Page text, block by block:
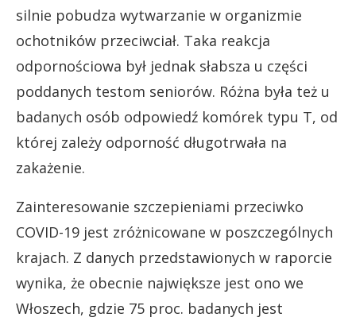
silnie pobudza wytwarzanie w organizmie
ochotników przeciwciał. Taka reakcja
odpornościowa był jednak słabsza u części
poddanych testom seniorów. Różna była też u
badanych osób odpowiedź komórek typu T, od
której zależy odporność długotrwała na
zakażenie.
Zainteresowanie szczepieniami przeciwko
COVID-19 jest zróżnicowane w poszczególnych
krajach. Z danych przedstawionych w raporcie
wynika, że obecnie największe jest ono we
Włoszech, gdzie 75 proc. badanych jest